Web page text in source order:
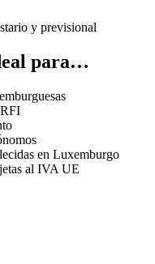
y previsional
para…
en Luxemburgo
al IVA UE